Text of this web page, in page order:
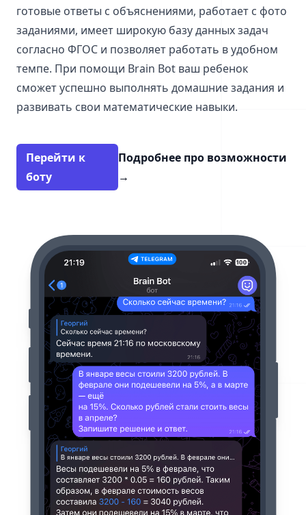
готовые ответы с объяснениями, работает с фото
заданиями, имеет широкую базу данных задач
согласно ФГОС и позволяет работать в удобном
темпе. При помощи Brain Bot ваш ребенок
сможет успешно выполнять домашние задания и
развивать свои математические навыки.
Перейти к
боту
Подробнее про возможности
→